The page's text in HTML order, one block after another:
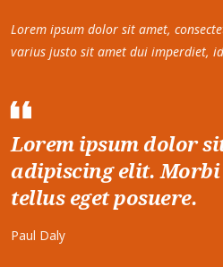
Lorem ipsum dolor sit amet,
varius justo sit amet dui imperdiet,
Lorem ipsum dolor
adipiscing elit.
tellus eget posuere.
Paul Daly